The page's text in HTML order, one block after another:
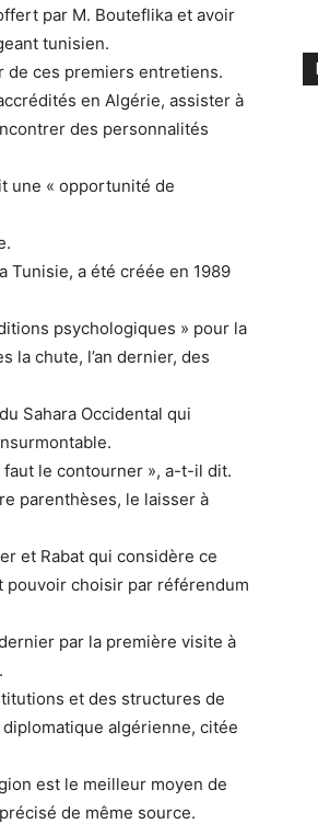
par M. Bouteflika et avoir
tunisien.
de ces premiers entretiens.
en Algérie, assister à
des personnalités
une « opportunité de
Tunisie, a été créée en 1989
psychologiques » pour la
la chute, l’an dernier, des
Sahara Occidental qui
faut le contourner », a-t-il dit.
parenthèses, le laisser à
et Rabat qui considère ce
choisir par référendum
par la première visite à
et des structures de
algérienne, citée
est le meilleur moyen de
de même source.